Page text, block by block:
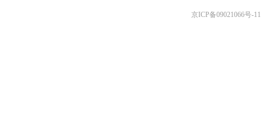
京ICP备09021066号-11